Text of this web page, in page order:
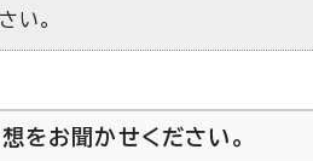
い。
をお聞かせください。